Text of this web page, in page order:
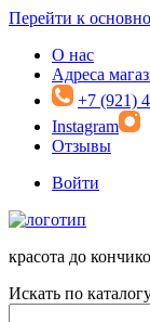
Перейти к
О нас
Адреса
+7 (921)
Instagram
Отзывы
Войти
красота до
Искать по